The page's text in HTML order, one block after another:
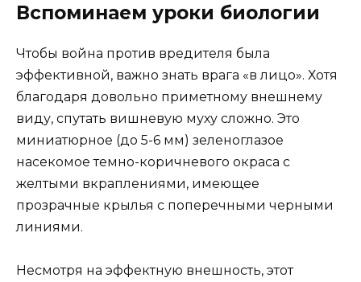
Вспоминаем уроки биологии
Чтобы война против вредителя была
эффективной, важно знать врага «в лицо». Хотя
благодаря довольно приметному внешнему
виду, спутать вишневую муху сложно. Это
миниатюрное (до 5-6 мм) зеленоглазое
насекомое темно-коричневого окраса с
желтыми вкраплениями, имеющее
прозрачные крылья с поперечными черными
линиями.
Несмотря на эффектную внешность, этот